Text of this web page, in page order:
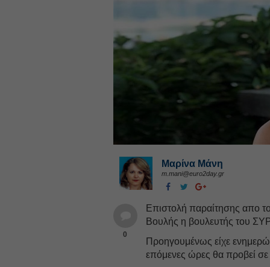
Μαρίνα Μάνη
m.mani@euro2day.gr
0
Επιστολή παραίτησης απο
Βουλής η βουλευτής του
Προηγουμένως είχε
επόμενες ώρες θα προβεί σε